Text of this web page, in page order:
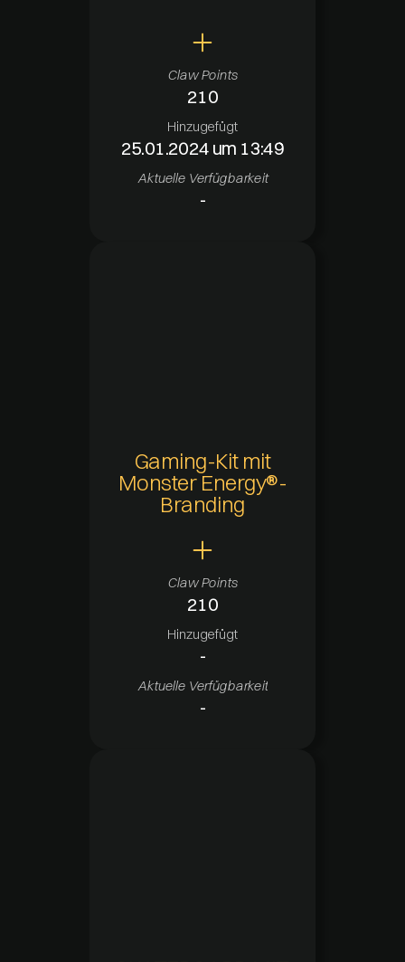
Claw Points
210
Hinzugefügt
25.01.2024 um 13:49
Aktuelle Verfügbarkeit
-
Gaming-Kit mit
Monster Energy®-
Branding
Claw Points
210
Hinzugefügt
-
Aktuelle Verfügbarkeit
-